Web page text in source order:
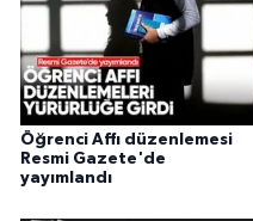
Öğrenci Affı düzenlemesi
Resmi Gazete'de
yayımlandı